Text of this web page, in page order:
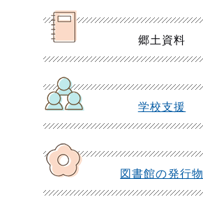
郷土資料
学校支援
図書館の発行物